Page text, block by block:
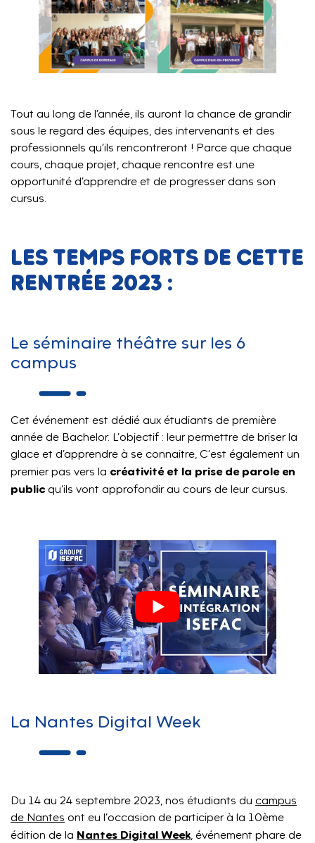
Tout au long de l’année, ils auront la chance de grandir
sous le regard des équipes, des intervenants et des
professionnels qu’ils rencontreront ! Parce que chaque
cours, chaque projet, chaque rencontre est une
opportunité d’apprendre et de progresser dans son
cursus.
LES TEMPS FORTS DE CETTE
RENTRÉE 2023 :
Le séminaire théâtre sur les 6
campus
Cet événement est dédié aux étudiants de première
année de Bachelor. L’objectif : leur permettre de briser la
glace et d’apprendre à se connaitre, C’est également un
premier pas vers la créativité et la prise de parole en
public qu’ils vont approfondir au cours de leur cursus.
La Nantes Digital Week
Du 14 au 24 septembre 2023, nos étudiants du campus
de Nantes ont eu l’occasion de participer à la 10ème
édition de la Nantes Digital Week, événement phare de